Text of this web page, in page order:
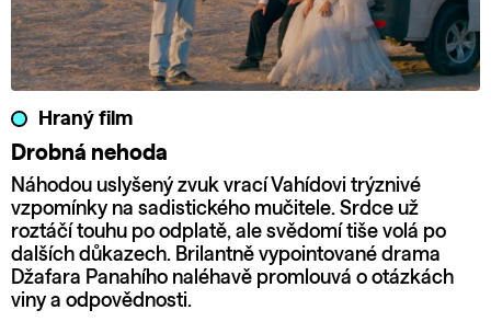
Hraný film
Drobná nehoda
Náhodou uslyšený zvuk vrací Vahídovi trýznivé
vzpomínky na sadistického mučitele. Srdce už
roztáčí touhu po odplatě, ale svědomí tiše volá po
dalších důkazech. Brilantně vypointované drama
Džafara Panahího naléhavě promlouvá o otázkách
viny a odpovědnosti.